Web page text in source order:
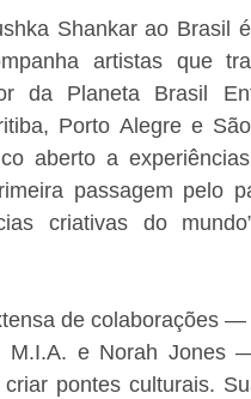
Shankar ao Brasil
artistas que
da Planeta Brasil
Porto Alegre e
aberto a
passagem pelo
criativas do
de colaborações
M.I.A. e Norah Jones
pontes culturais.